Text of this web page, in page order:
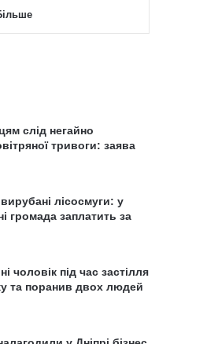
слід негайно
тривоги: заява
лісосмуги: у
громада заплатить за
чоловік під час застілля
та поранив двох людей